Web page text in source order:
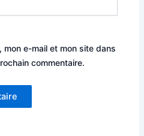
mon e-mail et mon site dans
commentaire.